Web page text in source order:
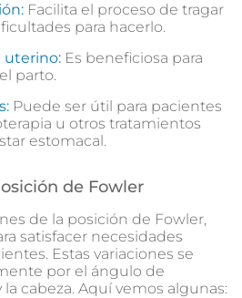
Facilita el proceso de tragar
para hacerlo.
uterino: Es beneficiosa para
parto.
Puede ser útil para pacientes
u otros tratamientos
estomacal.
de Fowler
de la posición de Fowler,
satisfacer necesidades
Estas variaciones se
por el ángulo de
cabeza. Aquí vemos algunas: